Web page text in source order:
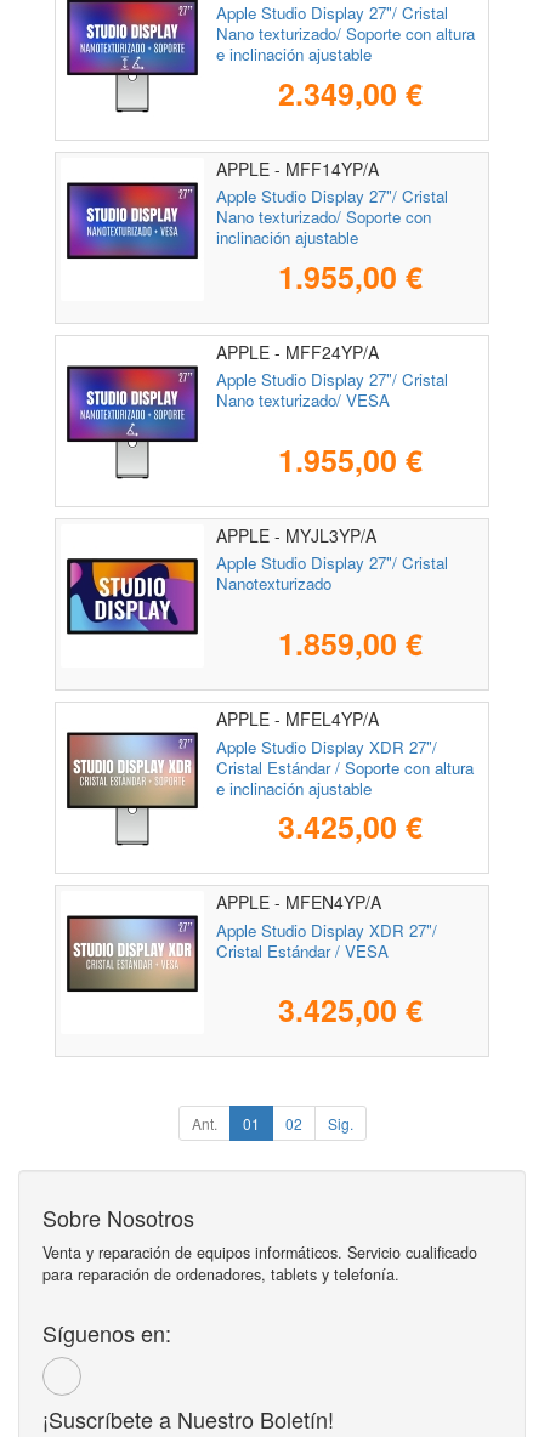
Apple Studio Display 27"/ Cristal
Nano texturizado/ Soporte con altura
e inclinación ajustable
2.349,00 €
APPLE - MFF14YP/A
Apple Studio Display 27"/ Cristal
Nano texturizado/ Soporte con
inclinación ajustable
1.955,00 €
APPLE - MFF24YP/A
Apple Studio Display 27"/ Cristal
Nano texturizado/ VESA
1.955,00 €
APPLE - MYJL3YP/A
Apple Studio Display 27"/ Cristal
Nanotexturizado
1.859,00 €
APPLE - MFEL4YP/A
Apple Studio Display XDR 27"/
Cristal Estándar / Soporte con altura
e inclinación ajustable
3.425,00 €
APPLE - MFEN4YP/A
Apple Studio Display XDR 27"/
Cristal Estándar / VESA
3.425,00 €
Ant. 01 02 Sig.
Sobre Nosotros
Venta y reparación de equipos informáticos. Servicio cualificado
para reparación de ordenadores, tablets y telefonía.
Síguenos en:
¡Suscríbete a Nuestro Boletín!